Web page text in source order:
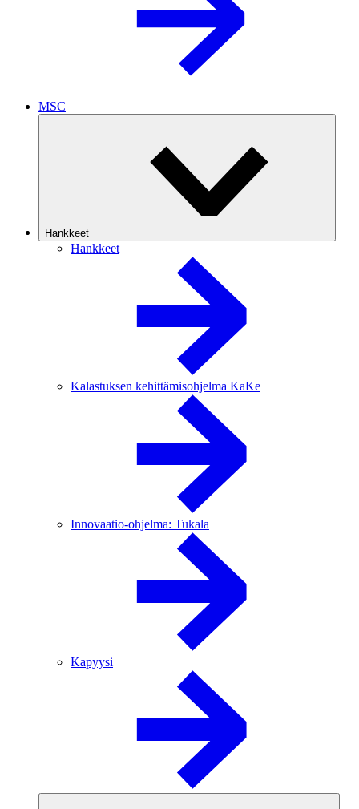
MSC
Hankkeet
Hankkeet
Kalastuksen kehittämisohjelma KaKe
Innovaatio-ohjelma: Tukala
Kapyysi